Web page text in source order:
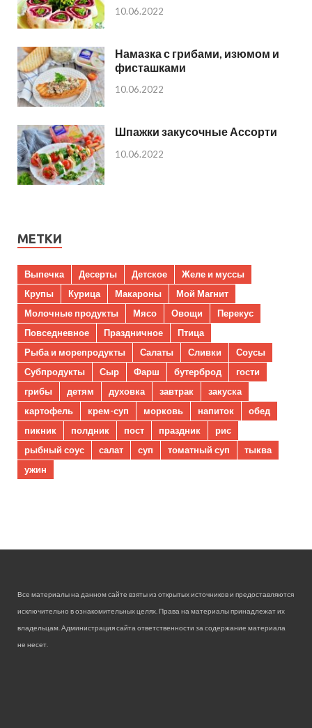
10.06.2022
Намазка с грибами, изюмом и
фисташками
10.06.2022
Шпажки закусочные Ассорти
10.06.2022
МЕТКИ
Выпечка Десерты Детское
Желе и муссы
Крупы
Курица Макароны
Мой Магнит
Молочные продукты
Мясо Овощи
Перекус
Повседневное
Праздничное
Птица
Рыба и морепродукты
Салаты Сливки
Соусы
Субпродукты
Сыр Фарш бутерброд
гости
грибы
детям духовка завтрак
закуска
картофель
крем-суп морковь напиток
обед
пикник
полдник пост праздник
рис
рыбный соус
салат суп томатный суп
тыква
ужин
Все материалы на данном сайте взяты из открытых источников и предоставляются
исключительно в ознакомительных целях. Права на материалы принадлежат их
владельцам. Администрация сайта ответственности за содержание материала
не несет.